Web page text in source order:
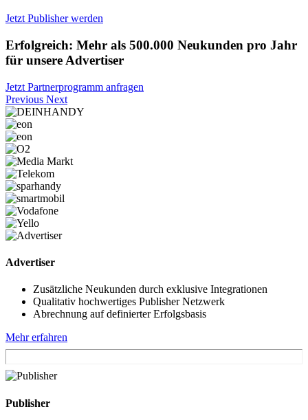
Jetzt Publisher werden
Erfolgreich: Mehr als 500.000 Neukunden pro Jahr
für unsere Advertiser
Jetzt Partnerprogramm anfragen
Previous Next
Advertiser
Zusätzliche Neukunden durch exklusive Integrationen
Qualitativ hochwertiges Publisher Netzwerk
Abrechnung auf definierter Erfolgsbasis
Mehr erfahren
Publisher